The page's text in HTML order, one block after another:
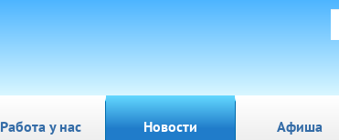
Работа у нас Новости Афиша